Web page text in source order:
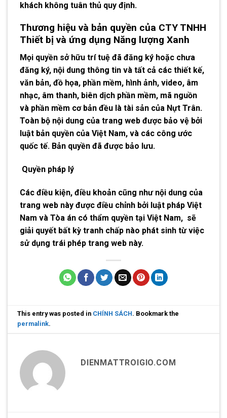
khách không tuân thủ quy định.
Thương hiệu và bản quyền của CTY TNHH
Thiết bị và ứng dụng Năng lượng Xanh
Mọi quyền sở hữu trí tuệ đã đăng ký hoặc chưa
đăng ký, nội dung thông tin và tất cả các thiết kế,
văn bản, đồ họa, phần mềm, hình ảnh, video, âm
nhạc, âm thanh, biên dịch phần mềm, mã nguồn
và phần mềm cơ bản đều là tài sản của Nựt Trân.
Toàn bộ nội dung của trang web được bảo vệ bởi
luật bản quyền của Việt Nam, và các công ước
quốc tế. Bản quyền đã được bảo lưu.
Quyền pháp lý
Các điều kiện, điều khoản cũng như nội dung của
trang web này được điều chỉnh bởi luật pháp Việt
Nam và Tòa án có thẩm quyền tại Việt Nam, sẽ
giải quyết bất kỳ tranh chấp nào phát sinh từ việc
sử dụng trái phép trang web này.
This entry was posted in CHÍNH SÁCH. Bookmark the
permalink.
DIENMATTROIGIO.COM